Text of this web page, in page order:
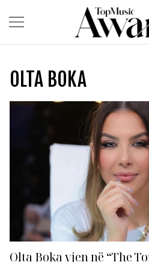
OLTA BOKA
Olta Boka vjen në “The